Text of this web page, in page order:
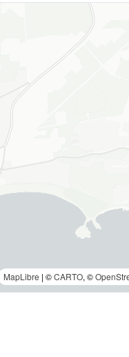
MapLibre | ©CARTO, ©